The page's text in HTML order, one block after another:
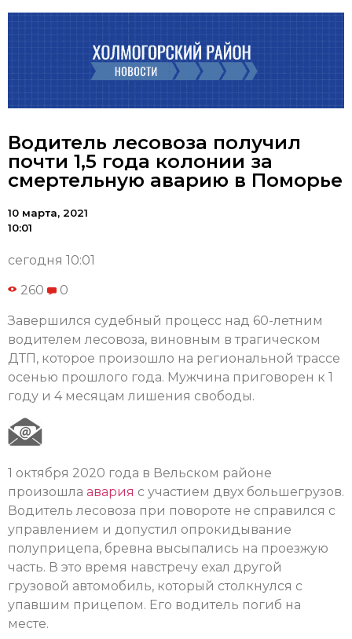
Водитель лесовоза получил
почти 1,5 года колонии за
смертельную аварию в Поморье
10 марта, 2021
10:01
сегодня 10:01
260 0
Завершился судебный процесс над 60-летним
водителем лесовоза, виновным в трагическом
ДТП, которое произошло на региональной трассе
осенью прошлого года. Мужчина приговорен к 1
году и 4 месяцам лишения свободы.
1 октября 2020 года в Вельском районе
произошла авария с участием двух большегрузов.
Водитель лесовоза при повороте не справился с
управлением и допустил опрокидывание
полуприцепа, бревна высыпались на проезжую
часть. В это время навстречу ехал другой
грузовой автомобиль, который столкнулся с
упавшим прицепом. Его водитель погиб на
месте.